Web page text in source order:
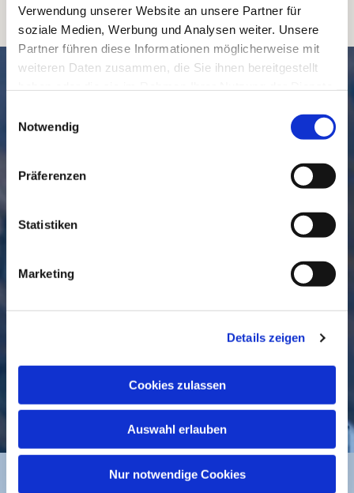
Verwendung unserer Website an unsere Partner für
soziale Medien, Werbung und Analysen weiter. Unsere
Partner führen diese Informationen möglicherweise mit
weiteren Daten zusammen, die Sie ihnen bereitgestellt
Notwendig
Präferenzen
Statistiken
Marketing
Details zeigen
Cookies zulassen
Auswahl erlauben
Nur notwendige Cookies
SCHNELL // NAVIGIERT
KONTAKT